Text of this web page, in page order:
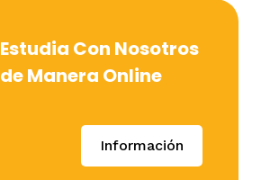
Estudia Con Nosotros
de Manera Online
Información